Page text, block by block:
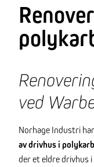
ved
Norhage Industri
av drivhus i
der et eldre drivhus